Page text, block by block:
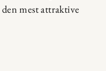
mest attraktive